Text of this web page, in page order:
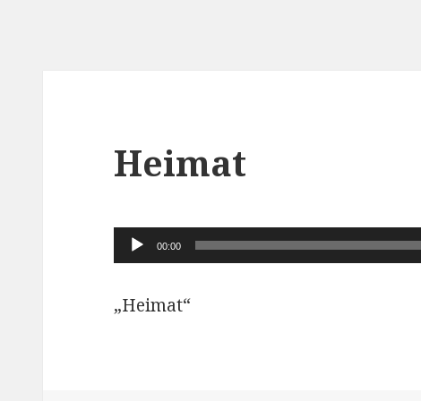
Heimat
Audio-
Player
00:00
„Heimat“